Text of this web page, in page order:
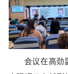
会议在高劲